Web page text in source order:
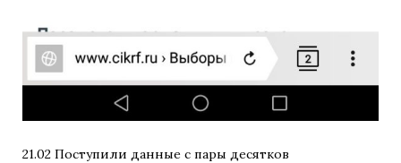
21.02 Поступили данные с пары десятков